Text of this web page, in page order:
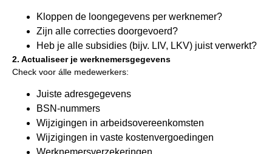
Kloppen de loongegevens per werknemer?
Zijn alle correcties doorgevoerd?
Heb je alle subsidies (bijv. LIV, LKV) juist verwerkt?
2. Actualiseer je werknemersgegevens
Check voor álle medewerkers:
Juiste adresgegevens
BSN-nummers
Wijzigingen in arbeidsovereenkomsten
Wijzigingen in vaste kostenvergoedingen